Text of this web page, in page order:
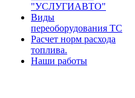
"УСЛУГИАВТО"
Виды
переоборудования ТС
Расчет норм расхода
топлива.
Наши работы